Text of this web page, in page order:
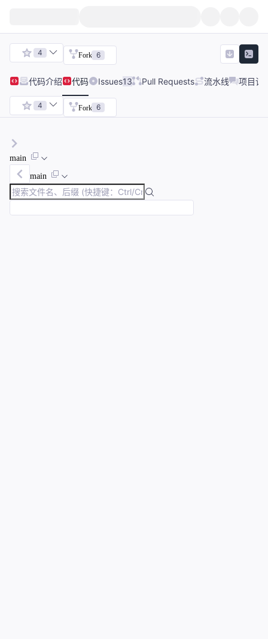
4 Fork 6
代码介绍 代码 Issues13 Pull Requests 流水线 项目讨
4 Fork 6
main
main